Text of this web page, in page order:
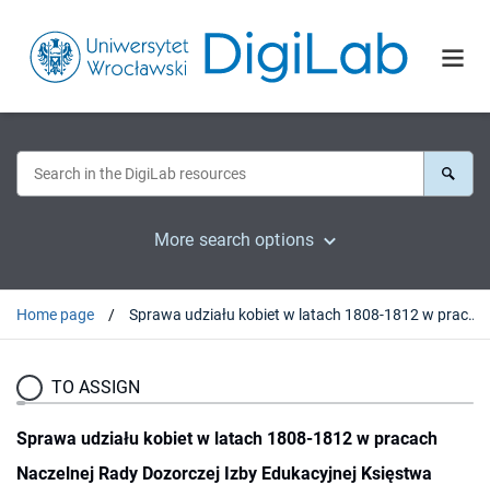
More search options
Home page Sprawa udziału kobiet w latach 1808-1812 w pracach Naczelnej Rady Dozorczej Izby Edukacyjnej Księstwa Warszawskiego (na tle oświeceniowych przemian w społeczeństwie polskim u progu XIX wieku)
TO ASSIGN
Sprawa udziału kobiet w latach 1808-1812 w pracach
Naczelnej Rady Dozorczej Izby Edukacyjnej Księstwa